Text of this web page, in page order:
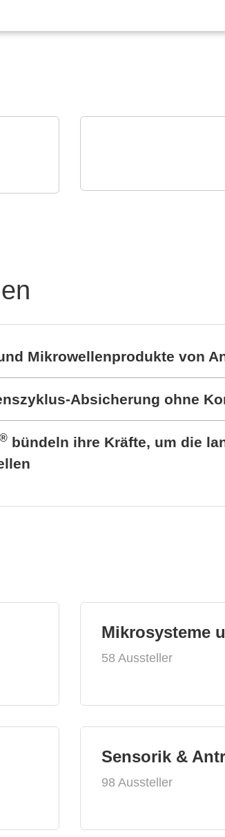
Mikrowellenprodukte von
Absicherung ohne
® bündeln ihre Kräfte, um die
Mikrosysteme
58 Aussteller
Sensorik &
98 Aussteller